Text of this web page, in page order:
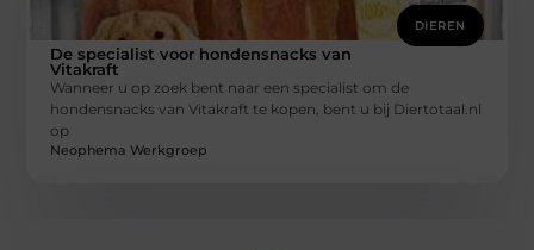
DIEREN
De specialist voor hondensnacks van
Vitakraft
Wanneer u op zoek bent naar een specialist om de
hondensnacks van Vitakraft te kopen, bent u bij Diertotaal.nl
op
Neophema Werkgroep